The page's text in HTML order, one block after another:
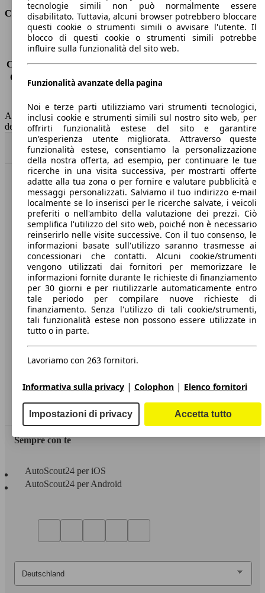
Consumi
Emissioni di CO2*
114 g/km (komb.)
Consumo (urbano)
5.8 l/100km
Consumo (extra-urbano) 4.5 l/100km
Consumo (combinato)*
5.0 l/100km
Capacità del serbatoio
50 l
AutoScout24 non si assume alcuna responsabilità per la correttezza
dei dati.
Torna su
Benvenuti su AutoScout24, il mercato auto europeo.
Società
A proposito di AutoScout24
Stampa
Media
Condizioni generali
Informazioni
Privacy
Dichiarazione di Accessibilità
Servizi
Area rivenditori
Sempre con te
AutoScout24 per iOS
AutoScout24 per Android
tecnologie simili non può normalmente essere
disabilitato. Tuttavia, alcuni browser potrebbero bloccare
questi cookie o strumenti simili o avvisare l'utente. Il
blocco di questi cookie o strumenti simili potrebbe
influire sulla funzionalità del sito web.
Funzionalità avanzate della pagina
Noi e terze parti utilizziamo vari strumenti tecnologici,
inclusi cookie e strumenti simili sul nostro sito web, per
offrirti funzionalità estese del sito e garantire
un'esperienza utente migliorata. Attraverso queste
funzionalità estese, consentiamo la personalizzazione
della nostra offerta, ad esempio, per continuare le tue
ricerche in una visita successiva, per mostrarti offerte
adatte alla tua zona o per fornire e valutare pubblicità e
messaggi personalizzati. Salviamo il tuo indirizzo e-mail
localmente se lo inserisci per le ricerche salvate, i veicoli
preferiti o nell'ambito della valutazione dei prezzi. Ciò
semplifica l'utilizzo del sito web, poiché non è necessario
reinserirlo nelle visite successive. Con il tuo consenso, le
informazioni basate sull'utilizzo saranno trasmesse ai
concessionari che contatti. Alcuni cookie/strumenti
vengono utilizzati dai fornitori per memorizzare le
informazioni fornite durante le richieste di finanziamento
per 30 giorni e per riutilizzarle automaticamente entro
tale periodo per compilare nuove richieste di
finanziamento. Senza l'utilizzo di tali cookie/strumenti,
tali funzionalità estese non possono essere utilizzate in
tutto o in parte.
Lavoriamo con 263 fornitori.
Informativa sulla privacy | Colophon | Elenco fornitori
Impostazioni di privacy Accetta tutto